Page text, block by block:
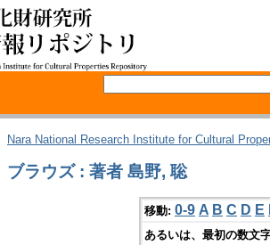
Nara National Research Institute for Cultural
ブラウズ : 著者 島野, 聡
移動: 0-9 A B C D E
あるいは、最初の数文